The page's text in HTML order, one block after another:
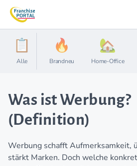
Alle Brandneu Home-Office
Was ist Werbung?
(Definition)
Werbung schafft Aufmerksamkeit,
stärkt Marken. Doch welche